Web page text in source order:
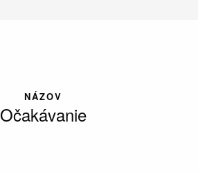
NÁZOV
Očakávanie